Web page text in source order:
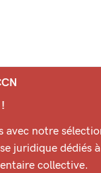
avec notre
juridique dédiés
collective.